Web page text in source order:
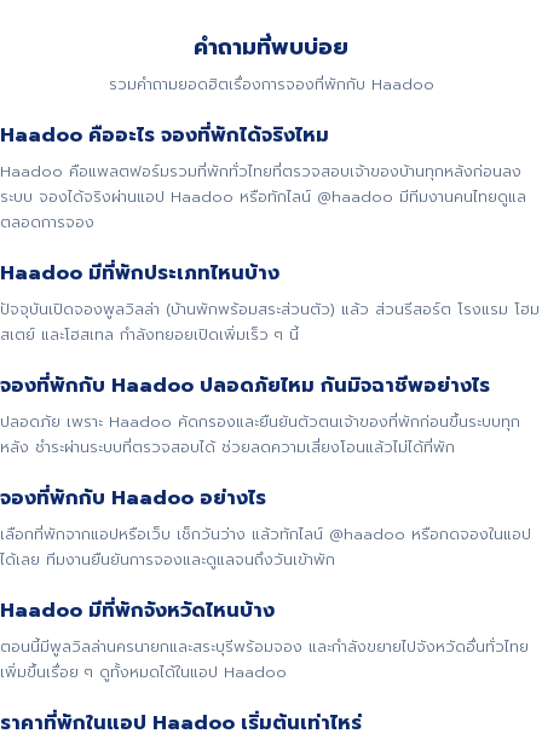
คำถามที่พบบ่อย
รวมคำถามยอดฮิตเรื่องการจองที่พักกับ Haadoo
Haadoo คืออะไร จองที่พักได้จริงไหม
Haadoo คือแพลตฟอร์มรวมที่พักทั่วไทยที่ตรวจสอบเจ้าของบ้านทุกหลังก่อนลง
ระบบ จองได้จริงผ่านแอป Haadoo หรือทักไลน์ @haadoo มีทีมงานคนไทยดูแล
ตลอดการจอง
Haadoo มีที่พักประเภทไหนบ้าง
ปัจจุบันเปิดจองพูลวิลล่า (บ้านพักพร้อมสระส่วนตัว) แล้ว ส่วนรีสอร์ต โรงแรม โฮม
สเตย์ และโฮสเทล กำลังทยอยเปิดเพิ่มเร็ว ๆ นี้
จองที่พักกับ Haadoo ปลอดภัยไหม กันมิจฉาชีพอย่างไร
ปลอดภัย เพราะ Haadoo คัดกรองและยืนยันตัวตนเจ้าของที่พักก่อนขึ้นระบบทุก
หลัง ชำระผ่านระบบที่ตรวจสอบได้ ช่วยลดความเสี่ยงโอนแล้วไม่ได้ที่พัก
จองที่พักกับ Haadoo อย่างไร
เลือกที่พักจากแอปหรือเว็บ เช็กวันว่าง แล้วทักไลน์ @haadoo หรือกดจองในแอป
ได้เลย ทีมงานยืนยันการจองและดูแลจนถึงวันเข้าพัก
Haadoo มีที่พักจังหวัดไหนบ้าง
ตอนนี้มีพูลวิลล่านครนายกและสระบุรีพร้อมจอง และกำลังขยายไปจังหวัดอื่นทั่วไทย
เพิ่มขึ้นเรื่อย ๆ ดูทั้งหมดได้ในแอป Haadoo
ราคาที่พักในแอป Haadoo เริ่มต้นเท่าไหร่